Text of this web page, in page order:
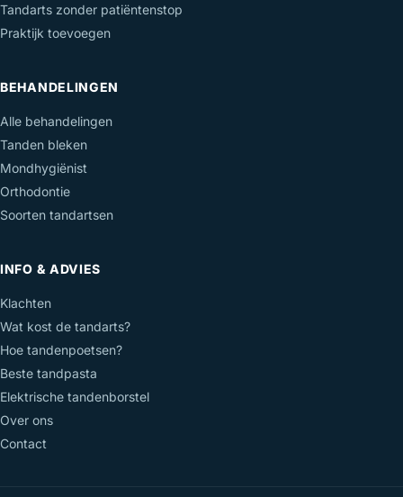
Tandarts zonder patiëntenstop
Praktijk toevoegen
BEHANDELINGEN
Alle behandelingen
Tanden bleken
Mondhygiënist
Orthodontie
Soorten tandartsen
INFO & ADVIES
Klachten
Wat kost de tandarts?
Hoe tandenpoetsen?
Beste tandpasta
Elektrische tandenborstel
Over ons
Contact